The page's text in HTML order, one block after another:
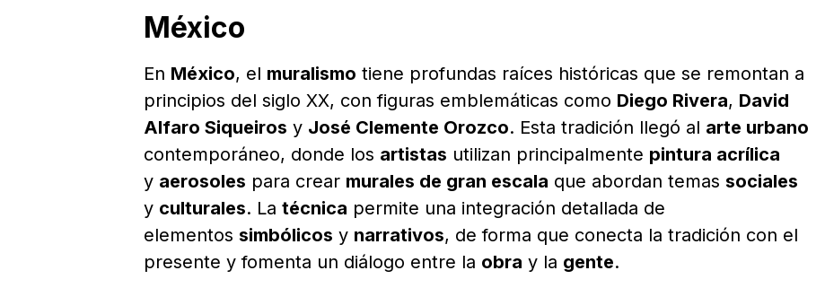
México
En México, el muralismo tiene profundas raíces históricas que se remontan a
principios del siglo XX, con figuras emblemáticas como Diego Rivera, David
Alfaro Siqueiros y José Clemente Orozco. Esta tradición llegó al arte urbano
contemporáneo, donde los artistas utilizan principalmente pintura acrílica
y aerosoles para crear murales de gran escala que abordan temas sociales
y culturales. La técnica permite una integración detallada de
elementos simbólicos y narrativos, de forma que conecta la tradición con el
presente y fomenta un diálogo entre la obra y la gente.